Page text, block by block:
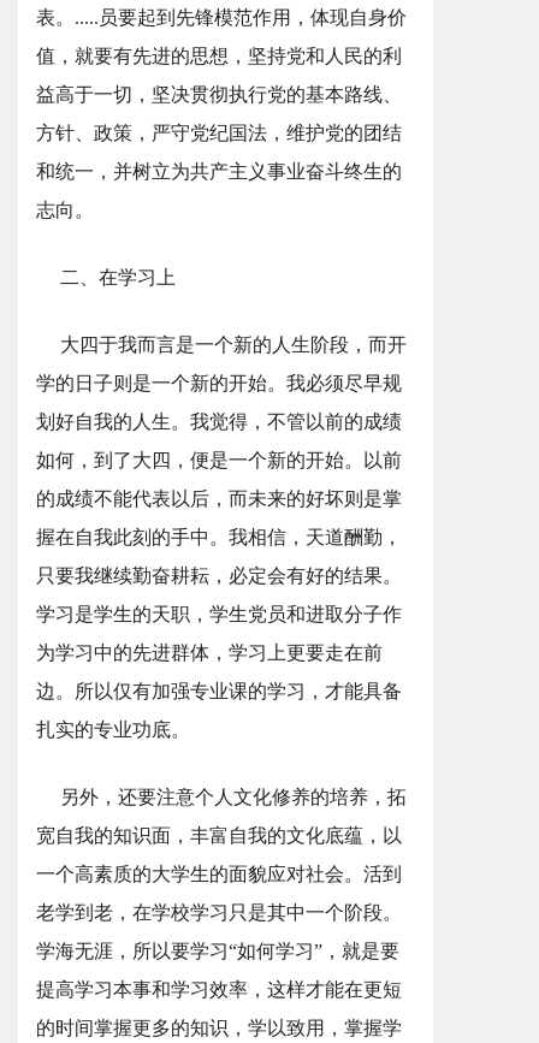
表。.....员要起到先锋模范作用，体现自身价
值，就要有先进的思想，坚持党和人民的利
益高于一切，坚决贯彻执行党的基本路线、
方针、政策，严守党纪国法，维护党的团结
和统一，并树立为共产主义事业奋斗终生的
志向。
二、在学习上
大四于我而言是一个新的人生阶段，而开
学的日子则是一个新的开始。我必须尽早规
划好自我的人生。我觉得，不管以前的成绩
如何，到了大四，便是一个新的开始。以前
的成绩不能代表以后，而未来的好坏则是掌
握在自我此刻的手中。我相信，天道酬勤，
只要我继续勤奋耕耘，必定会有好的结果。
学习是学生的天职，学生党员和进取分子作
为学习中的先进群体，学习上更要走在前
边。所以仅有加强专业课的学习，才能具备
扎实的专业功底。
另外，还要注意个人文化修养的培养，拓
宽自我的知识面，丰富自我的文化底蕴，以
一个高素质的大学生的面貌应对社会。活到
老学到老，在学校学习只是其中一个阶段。
学海无涯，所以要学习“如何学习”，就是要
提高学习本事和学习效率，这样才能在更短
的时间掌握更多的知识，学以致用，掌握学